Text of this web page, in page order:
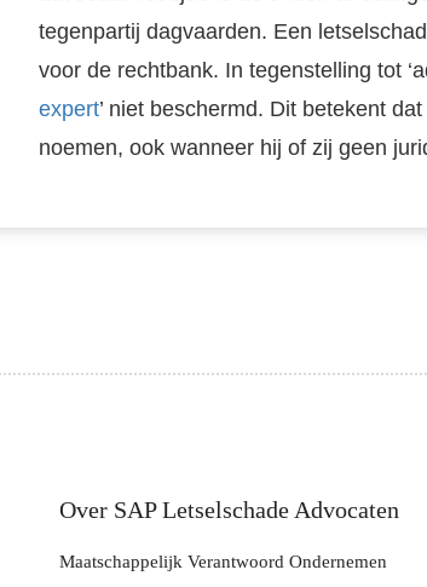
tegenpartij dagvaarden. Een
voor de rechtbank. In tegenstelling tot
expert’ niet beschermd. Dit betekent
noemen, ook wanneer hij of zij geen
Over SAP Letselschade Advocaten
Maatschappelijk Verantwoord Ondernemen